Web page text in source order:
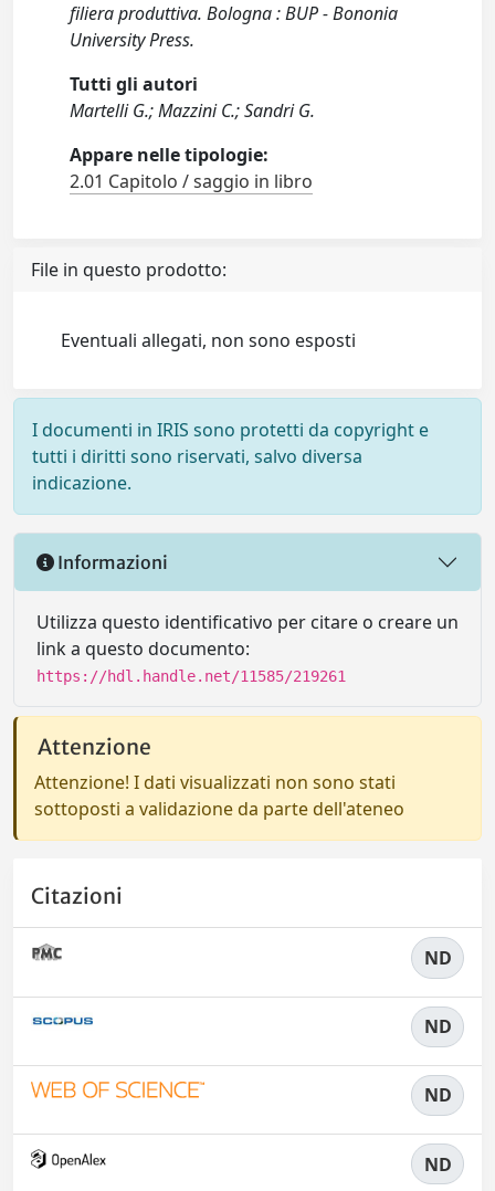
filiera produttiva. Bologna : BUP - Bononia
University Press.
Tutti gli autori
Martelli G.; Mazzini C.; Sandri G.
Appare nelle tipologie:
2.01 Capitolo / saggio in libro
File in questo prodotto:
Eventuali allegati, non sono esposti
I documenti in IRIS sono protetti da copyright e
tutti i diritti sono riservati, salvo diversa
indicazione.
Informazioni
Utilizza questo identificativo per citare o creare un
link a questo documento:
https://hdl.handle.net/11585/219261
Attenzione
Attenzione! I dati visualizzati non sono stati
sottoposti a validazione da parte dell'ateneo
Citazioni
ND
ND
ND
ND